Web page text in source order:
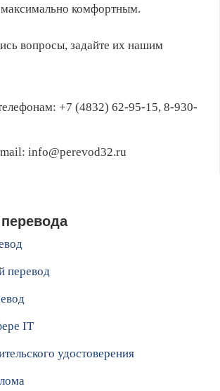
максимально комфортным.
вопросы, задайте их нашим
+7 (4832) 62-95-15, 8-930-
info@perevod32.ru
перевод
IT
удостоверения